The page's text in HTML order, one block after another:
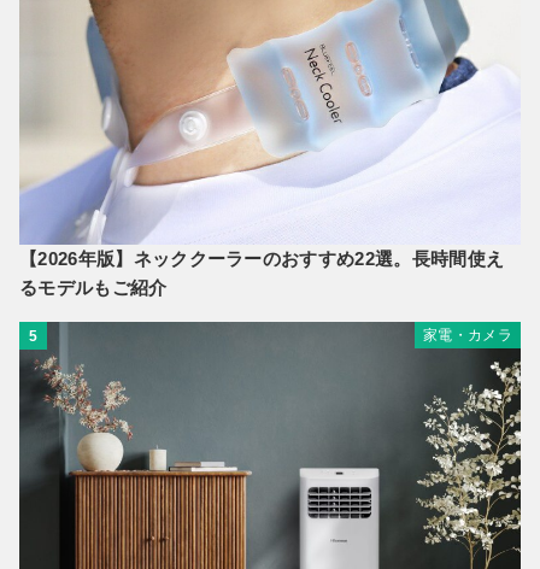
【2026年版】ネッククーラーのおすすめ22選。長時間使え
るモデルもご紹介
5 家電・カメラ